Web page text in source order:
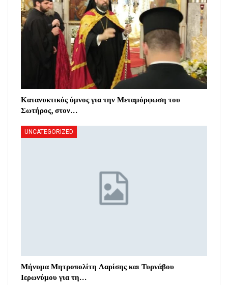
Κατανυκτικός ύμνος για την Μεταμόρφωση του
Σωτήρος, στον…
UNCATEGORIZED
Μήνυμα Μητροπολίτη Λαρίσης και Τυρνάβου
Ιερωνύμου για τη…